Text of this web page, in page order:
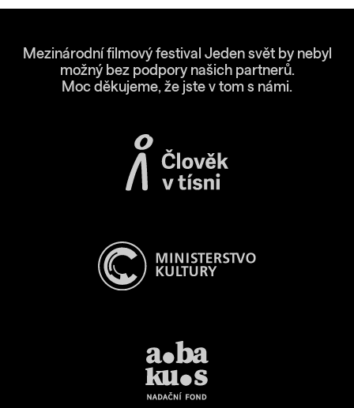
Mezinárodní filmový festival Jeden svět by nebyl
možný bez podpory našich partnerů.
Moc děkujeme, že jste v tom s námi.